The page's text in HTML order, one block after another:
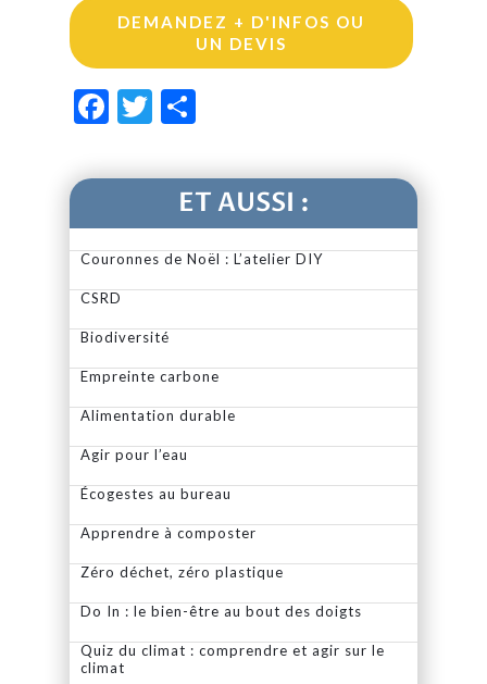
DEMANDEZ + D'INFOS OU
UN DEVIS
Facebook
Twitter
ET AUSSI :
Couronnes de Noël : L’atelier DIY
CSRD
Biodiversité
Empreinte carbone
Alimentation durable
Agir pour l’eau
Écogestes au bureau
Apprendre à composter
Zéro déchet, zéro plastique
Do In : le bien-être au bout des doigts
Quiz du climat : comprendre et agir sur le
climat